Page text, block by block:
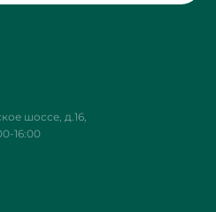
шоссе, д.16,
16:00